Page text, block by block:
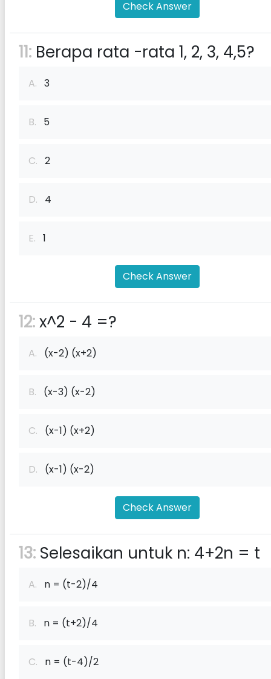
Check Answer
11: Berapa rata -rata 1, 2, 3, 4,5?
A. 3
B. 5
C. 2
D. 4
E. 1
Check Answer
12:x^2 - 4 =?
A. (x-2) (x+2)
B. (x-3) (x-2)
C. (x-1) (x+2)
D. (x-1) (x-2)
Check Answer
13: Selesaikan untuk n: 4+2n = t
A. n = (t-2)/4
B. n = (t+2)/4
C. n = (t-4)/2